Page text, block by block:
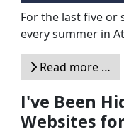
For the last five or
every summer in
Read more …
I've Been
Websites